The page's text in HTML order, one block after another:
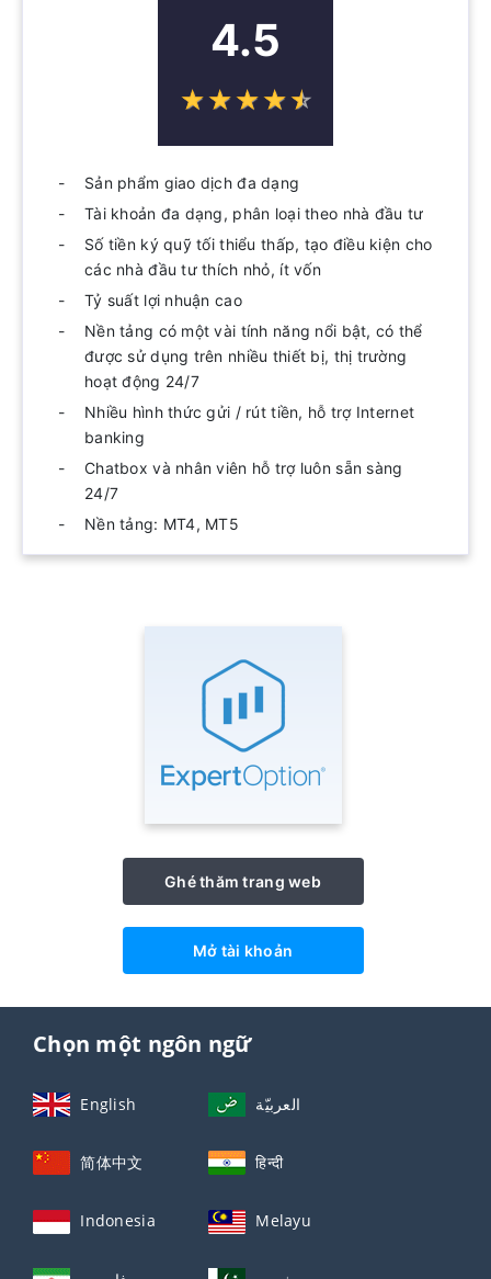
4.5
☆☆☆☆☆
★★★★★
Sản phẩm giao dịch đa dạng
Tài khoản đa dạng, phân loại theo nhà đầu tư
Số tiền ký quỹ tối thiểu thấp, tạo điều kiện cho
các nhà đầu tư thích nhỏ, ít vốn
Tỷ suất lợi nhuận cao
Nền tảng có một vài tính năng nổi bật, có thể
được sử dụng trên nhiều thiết bị, thị trường
hoạt động 24/7
Nhiều hình thức gửi / rút tiền, hỗ trợ Internet
banking
Chatbox và nhân viên hỗ trợ luôn sẵn sàng
24/7
Nền tảng: MT4, MT5
Ghé thăm trang web
Mở tài khoản
Chọn một ngôn ngữ
English العربيّة
简体中文 हिन्दी
Indonesia Melayu